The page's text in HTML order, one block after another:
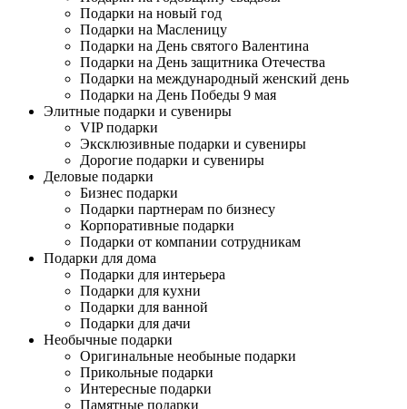
Подарки на новый год
Подарки на Масленицу
Подарки на День святого Валентина
Подарки на День защитника Отечества
Подарки на международный женский день
Подарки на День Победы 9 мая
Элитные подарки и сувениры
VIP подарки
Эксклюзивные подарки и сувениры
Дорогие подарки и сувениры
Деловые подарки
Бизнес подарки
Подарки партнерам по бизнесу
Корпоративные подарки
Подарки от компании сотрудникам
Подарки для дома
Подарки для интерьера
Подарки для кухни
Подарки для ванной
Подарки для дачи
Необычные подарки
Оригинальные необыные подарки
Прикольные подарки
Интересные подарки
Памятные подарки